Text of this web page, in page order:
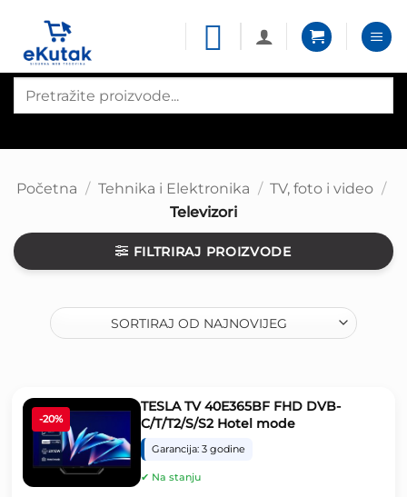
content
search
Početna / Tehnika i Elektronika / TV, foto i video /
Televizori
FILTRIRAJ PROIZVODE
-20%
TESLA TV 40E365BF FHD DVB-
C/T/T2/S/S2 Hotel mode
Garancija: 3 godine
✔ Na stanju